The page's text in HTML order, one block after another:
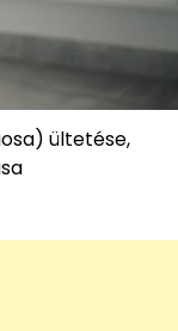
ültetése,